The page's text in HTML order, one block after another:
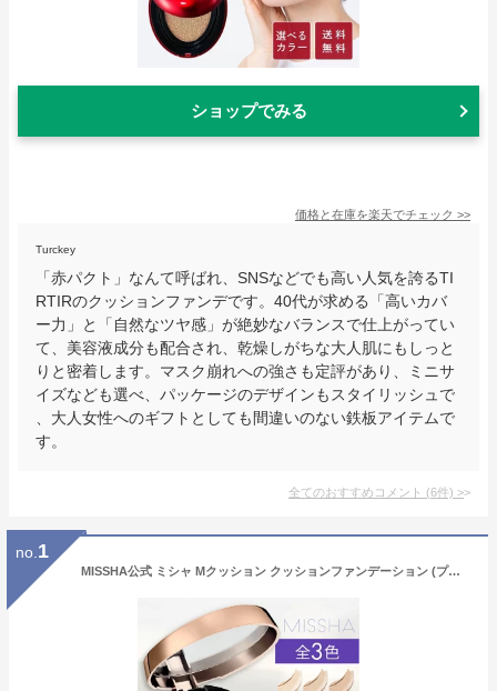
ショップでみる
価格と在庫を楽天でチェック >>
Turckey
「赤パクト」なんて呼ばれ、SNSなどでも高い人気を誇るTI
RTIRのクッションファンデです。40代が求める「高いカバ
ー力」と「自然なツヤ感」が絶妙なバランスで仕上がってい
て、美容液成分も配合され、乾燥しがちな大人肌にもしっと
りと密着します。マスク崩れへの強さも定評があり、ミニサ
イズなども選べ、パッケージのデザインもスタイリッシュで
、大人女性へのギフトとしても間違いのない鉄板アイテムで
す。
全てのおすすめコメント (6件) >
no. 1
MISSHA公式 ミシャ Mクッション クッションファンデーション (プロカバー) 全3色 15g クッションファンデ プチプラ 韓国コスメ 韓国 プロカバー マット 詰め替え 乾燥肌 乾燥 色